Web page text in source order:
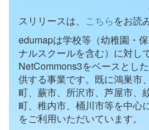
スリリースは、 こちらをお読
edumapは学校等（幼稚園・
ナルスクールを含む）に対し
NetCommons3をベースとし
供する事業です。既に鴻巣市
町、蕨市、所沢市、芦屋市、
町、稚内市、桶川市等を中心
をご利用いただいています。